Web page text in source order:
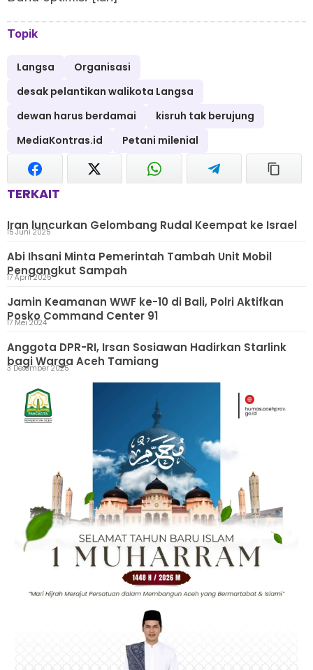
Topik
Langsa
Organisasi
desak pelantikan walikota Langsa
dewan harus berdamai
kisruh tak berujung
MediaKontras.id
Petani milenial
TERKAIT
Iran luncurkan Gelombang Rudal Keempat ke Israel
15 Juni 2025
Abi Ihsani Minta Pemerintah Tambah Unit Mobil
Pengangkut Sampah
17 April 2025
Jamin Keamanan WWF ke-10 di Bali, Polri Aktifkan
Posko Command Center 91
17 Mei 2024
Anggota DPR-RI, Irsan Sosiawan Hadirkan Starlink
bagi Warga Aceh Tamiang
3 Desember 2025